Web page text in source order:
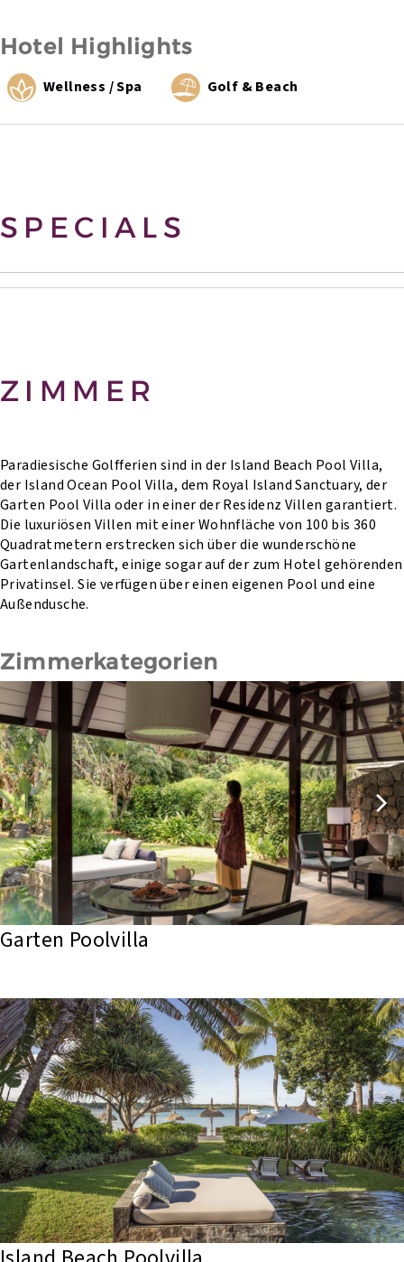
Hotel Highlights
Wellness / Spa Golf & Beach
SPECIALS
ZIMMER
Paradiesische Golfferien sind in der Island Beach Pool Villa,
der Island Ocean Pool Villa, dem Royal Island Sanctuary, der
Garten Pool Villa oder in einer der Residenz Villen garantiert.
Die luxuriösen Villen mit einer Wohnfläche von 100 bis 360
Quadratmetern erstrecken sich über die wunderschöne
Gartenlandschaft, einige sogar auf der zum Hotel gehörenden
Privatinsel. Sie verfügen über einen eigenen Pool und eine
Außendusche.
Zimmerkategorien
Garten Poolvilla